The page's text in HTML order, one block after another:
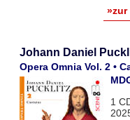
»zur
Johann Daniel
Opera Omnia Vol. 2 •
1